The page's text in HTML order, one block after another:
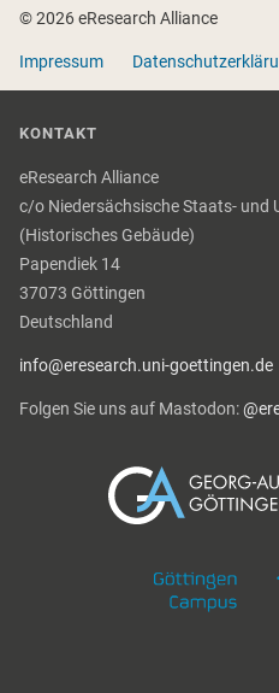
© 2026 eResearch Alliance
Impressum
KONTAKT
eResearch Alliance
c/o Niedersächsische Staats- und
(Historisches Gebäude)
Papendiek 14
37073 Göttingen
Deutschland
info@eresearch.uni-goettingen.de
Folgen Sie uns auf Mastodon: